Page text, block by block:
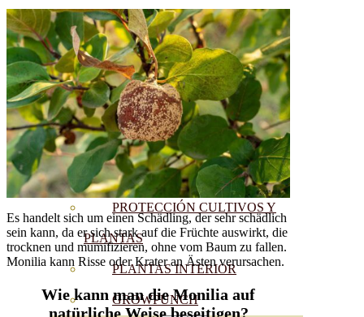
ENRAIZANTES
MADURACIÓN Y ENGORDE
REGENERADORES DEL
SUELO
ÁCIDOS HÚMICOS
MATERIAS PRIMAS
PROTECCIÓN CULTIVOS Y
PLANTAS
PLANTAS INTERIOR
GROWPUNCH
Es handelt sich um einen Schädling, der sehr schädlich
sein kann, da er sich stark auf die Früchte auswirkt, die
trocknen und mumifizieren, ohne vom Baum zu fallen.
Monilia kann Risse oder Krater an Ästen verursachen.
Wie kann man die Monilia auf
natürliche Weise beseitigen?